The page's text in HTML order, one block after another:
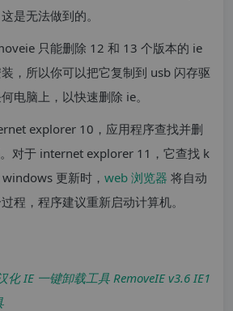
是无法做到的。
只能删除 12 和 13 个版本的 ie
，所以你可以把它复制到 usb 闪存驱
电脑上，以快速删除 ie。
explorer 10，应用程序查找并删
对于 internet explorer 11，它查找 k
更新时， web 浏览器 将自动
程，程序建议重新启动计算机。
化 IE 一键卸载工具 RemoveIE v3.6 IE1